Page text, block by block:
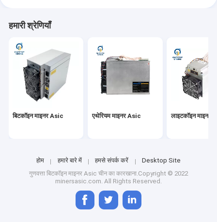
हमारी श्रेणियाँ
बिटकॉइन माइनर Asic एथेरियम माइनर Asic लाइटकॉइन माइनर
होम हमारे बारे में हमसे संपर्क करें
Desktop Site
गुणवत्ता बिटकॉइन माइनर Asic चीन का कारखाना.Copyright © 2022
minersasic.com. All Rights Reserved.